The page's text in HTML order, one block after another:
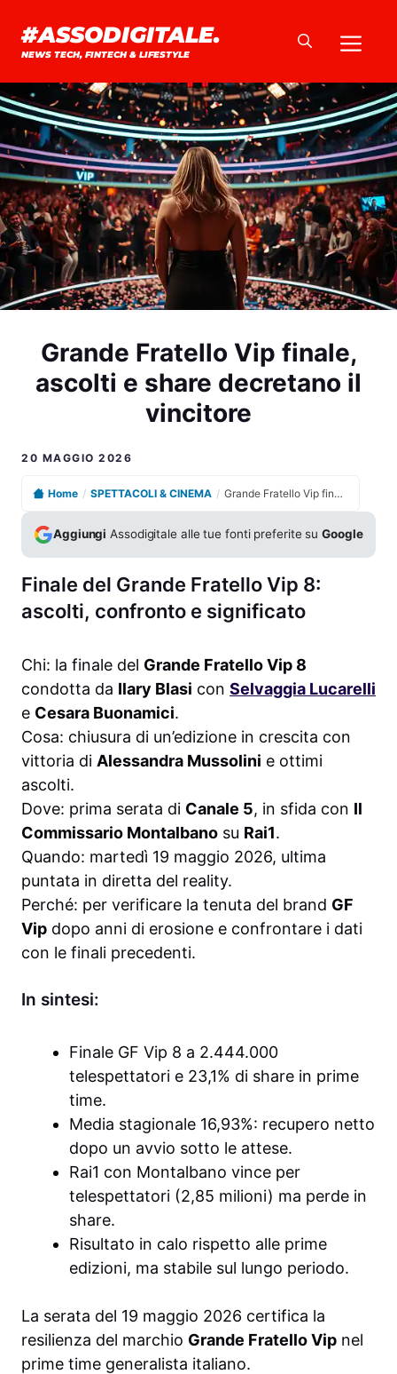
contenuto
#ASSODIGITALE.
NEWS TECH, FINTECH & LIFESTYLE
Grande Fratello Vip finale,
ascolti e share decretano il
vincitore
20 MAGGIO 2026
Home / SPETTACOLI & CINEMA / Grande Fratello Vip finale, ascolti e share decretano il vincitore
Aggiungi Assodigitale alle tue fonti preferite suGoogle
Finale del Grande Fratello Vip 8:
ascolti, confronto e significato
Chi: la finale del Grande Fratello Vip 8
condotta da Ilary Blasi con Selvaggia Lucarelli
e Cesara Buonamici.
Cosa: chiusura di un’edizione in crescita con
vittoria di Alessandra Mussolini e ottimi
ascolti.
Dove: prima serata di Canale 5, in sfida con Il
Commissario Montalbano su Rai1.
Quando: martedì 19 maggio 2026, ultima
puntata in diretta del reality.
Perché: per verificare la tenuta del brand GF
Vip dopo anni di erosione e confrontare i dati
con le finali precedenti.
In sintesi:
Finale GF Vip 8 a 2.444.000
telespettatori e 23,1% di share in prime
time.
Media stagionale 16,93%: recupero netto
dopo un avvio sotto le attese.
Rai1 con Montalbano vince per
telespettatori (2,85 milioni) ma perde in
share.
Risultato in calo rispetto alle prime
edizioni, ma stabile sul lungo periodo.
La serata del 19 maggio 2026 certifica la
resilienza del marchio Grande Fratello Vip nel
prime time generalista italiano.